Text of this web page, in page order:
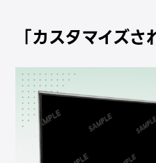
「カスタマイズさ